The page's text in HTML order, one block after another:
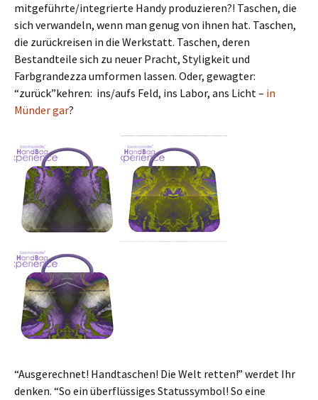
mitgeführte/integrierte Handy produzieren?! Taschen, die
sich verwandeln, wenn man genug von ihnen hat. Taschen,
die zurückreisen in die Werkstatt. Taschen, deren
Bestandteile sich zu neuer Pracht, Styligkeit und
Farbgrandezza umformen lassen. Oder, gewagter:
“zurück”kehren: ins/aufs Feld, ins Labor, ans Licht – in
Münder gar?
“Ausgerechnet! Handtaschen! Die Welt retten!” werdet Ihr
denken. “So ein überflüssiges Statussymbol! So eine